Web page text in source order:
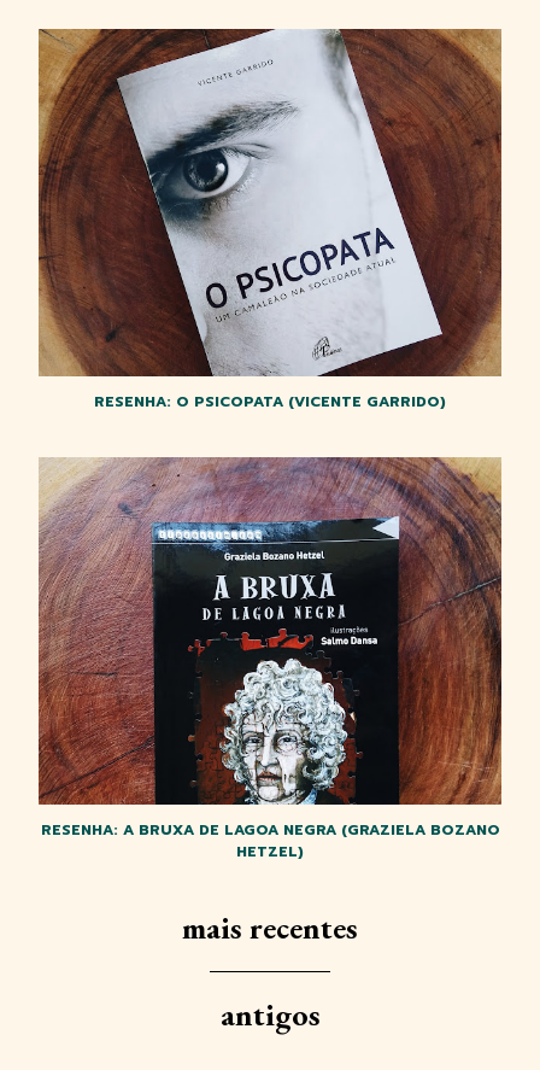
RESENHA: O PSICOPATA (VICENTE GARRIDO)
RESENHA: A BRUXA DE LAGOA NEGRA (GRAZIELA BOZANO
HETZEL)
mais recentes
antigos